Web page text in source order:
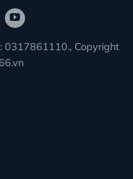
0317861110., Copyright